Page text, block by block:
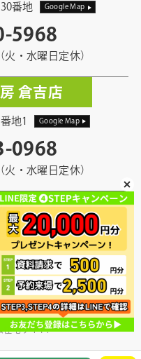
番地 Google Map
5968
・水曜日定休）
倉吉店
地1 Google Map
0968
・水曜日定休）
米子店
地13 Google Map
5968
火・水曜日定休）
住宅サイト.